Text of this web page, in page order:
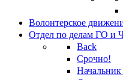
Волонтерское
Отдел по делам ГО и
Back
Срочно!